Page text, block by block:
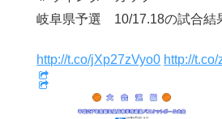
岐阜県予選 10/17.18の試合結
http://t.co/jXp27zVyo0 http://